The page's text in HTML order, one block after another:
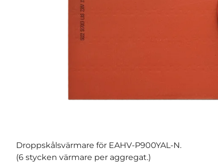
Droppskålsvärmare för EAHV-P900YAL-N.
(6 stycken värmare per aggregat.)